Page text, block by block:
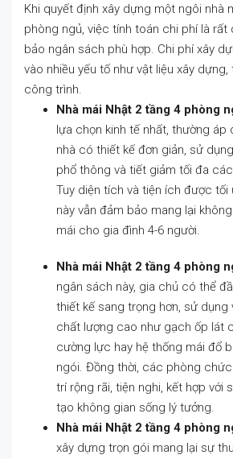
Khi quyết định xây dựng một ngôi nhà
phòng ngủ, việc tính toán chi phí là rất
bảo ngân sách phù hợp. Chi phí xây
vào nhiều yếu tố như vật liệu xây
công trình.
Nhà mái Nhật 2 tầng 4 phòng
lựa chọn kinh tế nhất, thường
nhà có thiết kế đơn giản, sử
phổ thông và tiết giảm tối đa
Tuy diện tích và tiện ích được tối
này vẫn đảm bảo mang lại
mái cho gia đình 4-6 người.
Nhà mái Nhật 2 tầng 4 phòng
ngân sách này, gia chủ có thể
thiết kế sang trọng hơn, sử dụng
chất lượng cao như gạch ốp lát
cường lực hay hệ thống mái đổ
ngói. Đồng thời, các phòng
trí rộng rãi, tiện nghi, kết hợp với
tạo không gian sống lý tưởng.
Nhà mái Nhật 2 tầng 4 phòng
xây dựng trọn gói mang lại sự